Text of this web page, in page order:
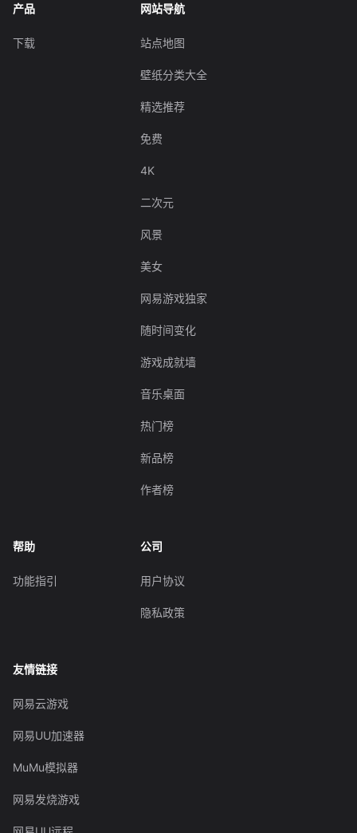
产品
下载
网站导航
站点地图
壁纸分类大全
精选推荐
免费
4K
二次元
风景
美女
网易游戏独家
随时间变化
游戏成就墙
音乐桌面
热门榜
新品榜
作者榜
帮助
功能指引
公司
用户协议
隐私政策
友情链接
网易云游戏
网易UU加速器
MuMu模拟器
网易发烧游戏